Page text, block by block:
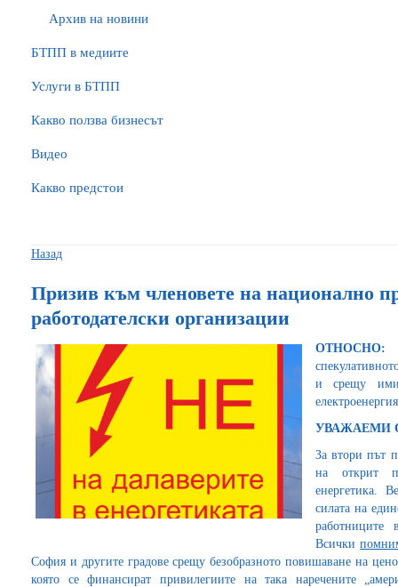
Архив на новини
БTПП в медиите
Услуги в БТПП
Какво ползва бизнесът
Видео
Какво предстои
Назад
Призив към членовете на национално
работодателски организации
и срещу
електроенергия
УВАЖАЕМИ
За втори път
на открит
енергетика.
силата на
работниците
Всички
София и другите градове срещу безобразното повишаване на
която се финансират привилегиите на така наречените